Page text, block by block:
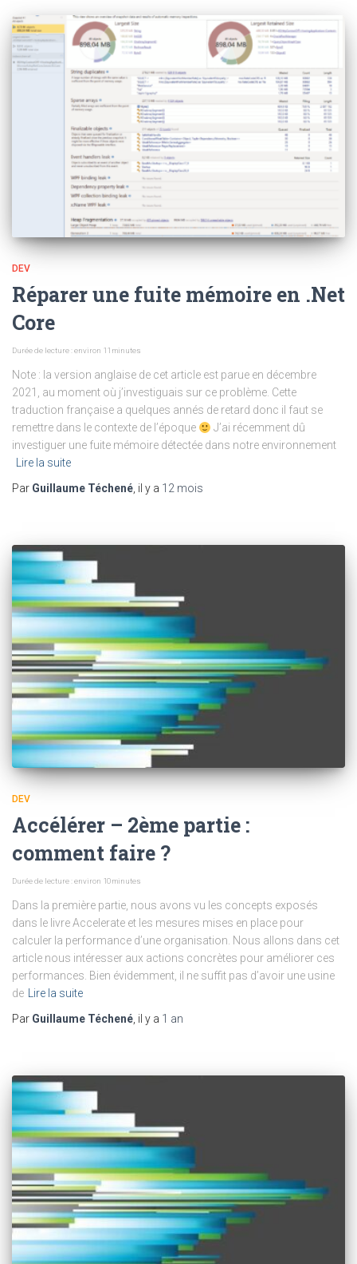
DEV
Réparer une fuite mémoire en .Net
Core
Durée de lecture : environ 11 minutes
Note : la version anglaise de cet article est parue en décembre
2021, au moment où j’investiguais sur ce problème. Cette
traduction française a quelques annés de retard donc il faut se
remettre dans le contexte de l’époque
J’ai récemment dû
investiguer une fuite mémoire détectée dans notre environnement
Lire la suite
Par Guillaume Téchené, il y a 12 mois
DEV
Accélérer – 2ème partie :
comment faire ?
Durée de lecture : environ 10minutes
Dans la première partie, nous avons vu les concepts exposés
dans le livre Accelerate et les mesures mises en place pour
calculer la performance d’une organisation. Nous allons dans cet
article nous intéresser aux actions concrètes pour améliorer ces
performances. Bien évidemment, il ne suffit pas d’avoir une usine
de
Lire la suite
Par Guillaume Téchené , il y a 1 an